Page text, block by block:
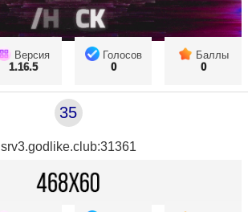
Версия
1.16.5
Голосов
0
Баллы
0
35
srv3.godlike.club:31361